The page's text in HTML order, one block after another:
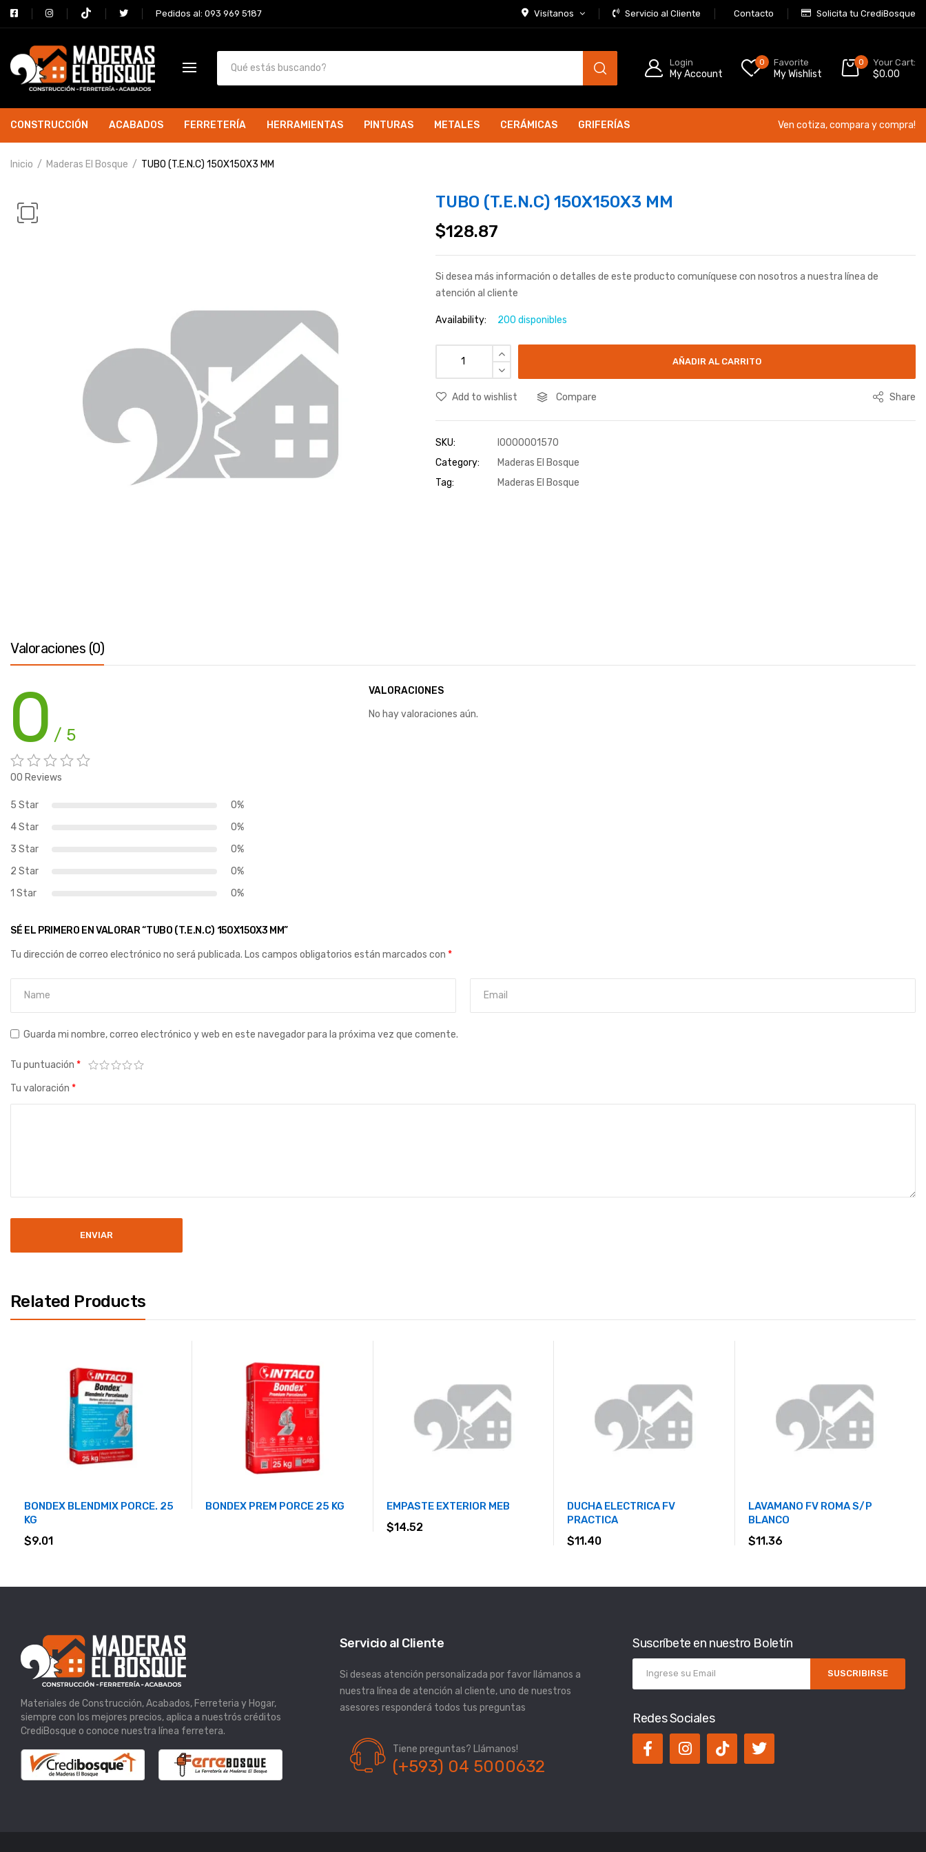
Pedidos al: 093 969 5187 Visítanos Servicio al Cliente Contacto Solicita tu CrediBosque
Login
My Account
0 Favorite
My Wishlist
0 Your Cart:
$0.00
CONSTRUCCIÓN ACABADOS FERRETERÍA HERRAMIENTAS PINTURAS METALES CERÁMICAS GRIFERÍAS Ven cotiza, compara y compra!
Inicio Maderas El Bosque TUBO (T.E.N.C) 150X150X3 MM
TUBO (T.E.N.C) 150X150X3 MM
$128.87
Si desea más información o detalles de este producto comuníquese con nosotros a nuestra línea de
atención al cliente
Availability: 200 disponibles
AÑADIR AL CARRITO
Add to wishlist Compare Share
SKU:
I0000001570
Category:
Maderas El Bosque
Tag:
Maderas El Bosque
Valoraciones (0)
0 / 5
00 Reviews
5 Star
0%
4 Star
0%
3 Star
0%
2 Star
0%
1 Star
0%
VALORACIONES
No hay valoraciones aún.
SÉ EL PRIMERO EN VALORAR “TUBO (T.E.N.C) 150X150X3 MM”
Tu dirección de correo electrónico no será publicada. Los campos obligatorios están marcados con *
Guarda mi nombre, correo electrónico y web en este navegador para la próxima vez que comente.
Tu puntuación *
Tu valoración *
Related Products
BONDEX BLENDMIX PORCE. 25
KG
$9.01
BONDEX PREM PORCE 25 KG EMPASTE EXTERIOR MEB
$14.52
DUCHA ELECTRICA FV
PRACTICA
$11.40
LAVAMANO FV ROMA S/P
BLANCO
$11.36
Materiales de Construcción, Acabados, Ferreteria y Hogar,
siempre con los mejores precios, aplica a nuestrós créditos
CrediBosque o conoce nuestra línea ferretera.
Servicio al Cliente
Si deseas atención personalizada por favor llámanos a
nuestra línea de atención al cliente, uno de nuestros
asesores responderá todos tus preguntas
Tiene preguntas? Llámanos!
(+593) 04 5000632
Suscríbete en nuestro Boletín
SUSCRIBIRSE
Redes Sociales